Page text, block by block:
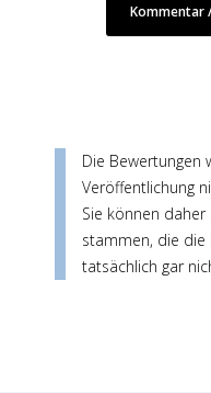
Kommentar
Die Bewertungen
Veröffentlichung
Sie können
stammen, die
tatsächlich gar